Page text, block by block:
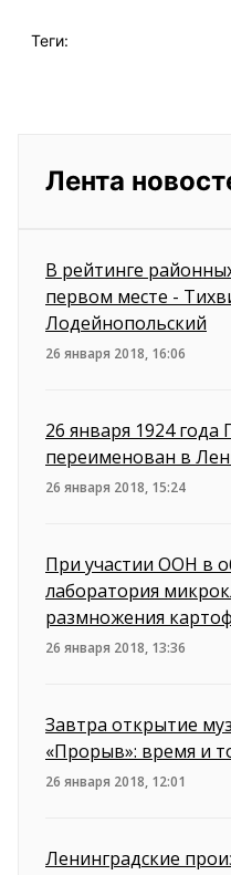
Теги:
Лента
В рейтинге
первом месте -
Лодейнопольский
26 января 2018, 16:06
26 января 1924 года
переименован в
26 января 2018, 15:24
При участии ООН в
лаборатория
размножения
26 января 2018, 13:36
Завтра открытие
«Прорыв»: время и
26 января 2018, 12:01
Ленинградские